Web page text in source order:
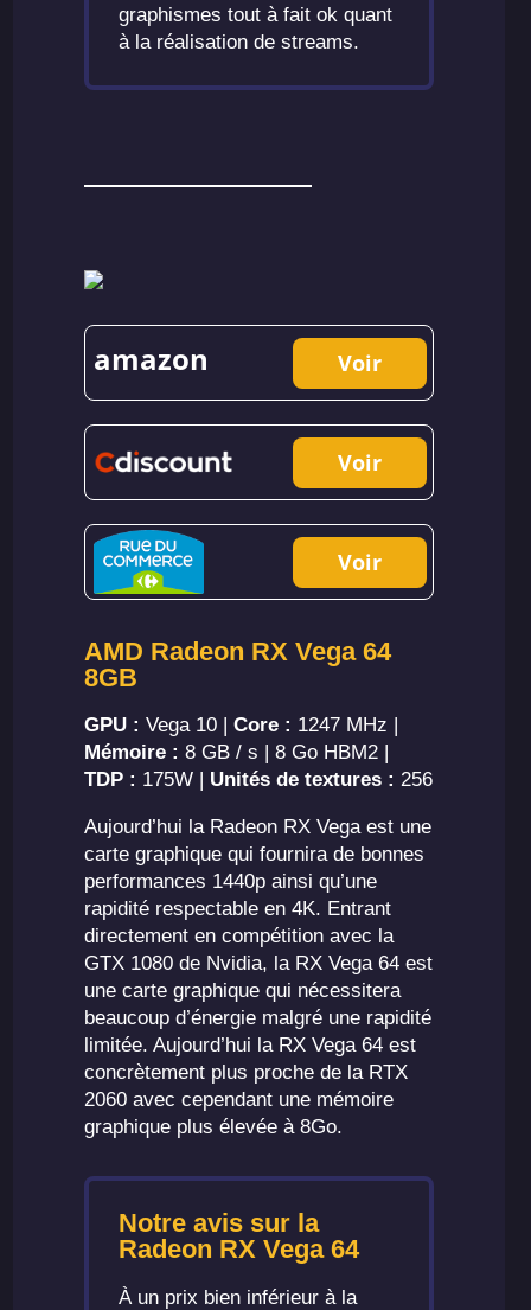
graphismes tout à fait ok quant
à la réalisation de streams.
amazon Voir
Voir
Voir
AMD Radeon RX Vega 64
8GB
GPU : Vega 10 |Core : 1247 MHz |
Mémoire : 8 GB / s | 8 Go HBM2 |
TDP : 175W | Unités de textures : 256
Aujourd’hui la Radeon RX Vega est une
carte graphique qui fournira de bonnes
performances 1440p ainsi qu’une
rapidité respectable en 4K. Entrant
directement en compétition avec la
GTX 1080 de Nvidia, la RX Vega 64 est
une carte graphique qui nécessitera
beaucoup d’énergie malgré une rapidité
limitée. Aujourd’hui la RX Vega 64 est
concrètement plus proche de la RTX
2060 avec cependant une mémoire
graphique plus élevée à 8Go.
Notre avis sur la
Radeon RX Vega 64
À un prix bien inférieur à la